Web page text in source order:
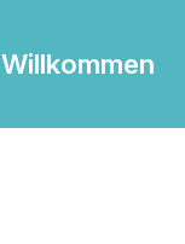
Willkommen